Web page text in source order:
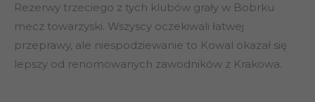
Rezerwy trzeciego z tych klubów grały w Bobrku
mecz towarzyski. Wszyscy oczekiwali łatwej
przeprawy, ale niespodziewanie to Kowal okazał się
lepszy od renomowanych zawodników z Krakowa.